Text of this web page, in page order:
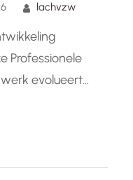
lachvzw
Professionele
evolueert
om relevant
investering in